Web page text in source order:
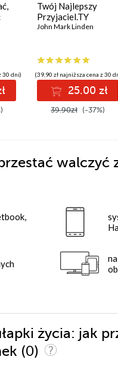
30 dni)
Twój Najlepszy
Przyjaciel.TY
John Mark Linden
(39,90 zł najniższa cena z 30
25.00 zł
39.90zł (-37%)
walczyć
życia: jak
(0)